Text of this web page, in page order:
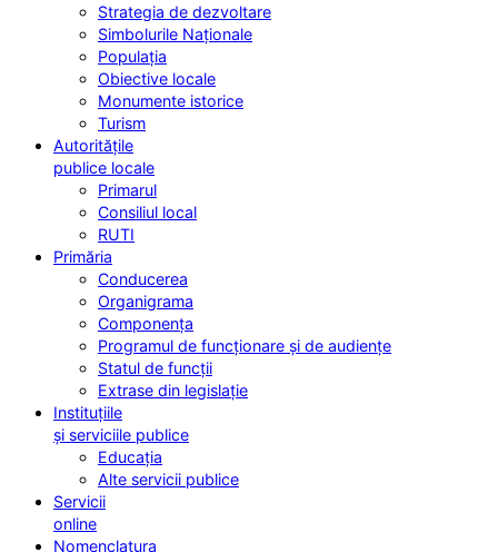
Strategia de dezvoltare
Simbolurile Naționale
Populația
Obiective locale
Monumente istorice
Turism
Autoritățile
publice locale
Primarul
Consiliul local
RUTI
Primăria
Conducerea
Organigrama
Componența
Programul de funcționare și de audiențe
Statul de funcții
Extrase din legislație
Instituțiile
și serviciile publice
Educația
Alte servicii publice
Servicii
online
Nomenclatura